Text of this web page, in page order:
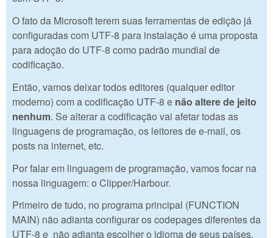
O fato da Microsoft terem suas ferramentas de edição já
configuradas com UTF-8 para instalação é uma proposta
para adoção do UTF-8 como padrão mundial de
codificação.
Então, vamos deixar todos editores (qualquer editor
moderno) com a codificação UTF-8 e não altere de jeito
nenhum. Se alterar a codificação vai afetar todas as
linguagens de programação, os leitores de e-mail, os
posts na internet, etc.
Por falar em linguagem de programação, vamos focar na
nossa linguagem: o Clipper/Harbour.
Primeiro de tudo, no programa principal (FUNCTION
MAIN) não adianta configurar os codepages diferentes da
UTF-8 e não adianta escolher o idioma de seus países.